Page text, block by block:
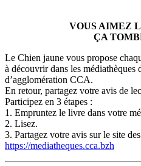
VOUS AIMEZ
ÇA
Le Chien jaune vous propose
à découvrir dans les médiathèques
d’agglomération CCA.
En retour, partagez votre avis de
Participez en 3 étapes :
1. Empruntez le livre dans votre
2. Lisez.
3. Partagez votre avis sur le site
https://mediatheques.cca.bzh